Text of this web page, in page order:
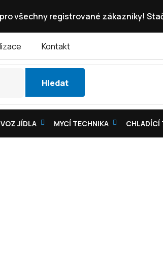
pro všechny registrované zákazníky!
Kontakt
Hledat
JÍDLA MYCÍ TECHNIKA CHLADÍCÍ